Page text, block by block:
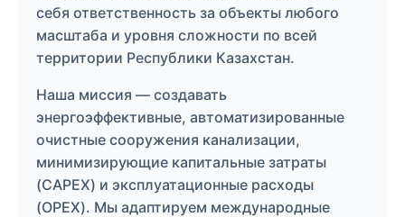
себя ответственность за объекты любого
масштаба и уровня сложности по всей
территории Республики Казахстан.
Наша миссия — создавать
энергоэффективные, автоматизированные
очистные сооружения канализации,
минимизирующие капитальные затраты
(CAPEX) и эксплуатационные расходы
(OPEX). Мы адаптируем международные